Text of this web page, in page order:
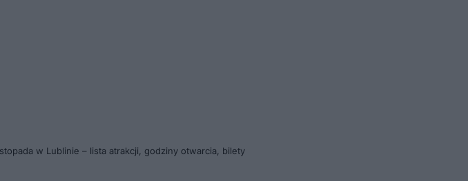
w Lublinie – lista atrakcji, godziny otwarcia, bilety